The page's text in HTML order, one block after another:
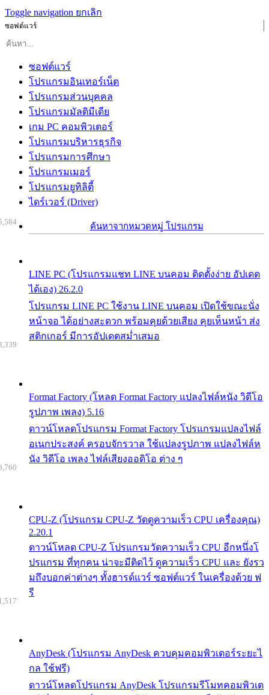
Toggle navigation ยกเลิก
ซอฟต์แวร์
ซอฟต์แวร์
โปรแกรมอินเทอร์เน็ต
โปรแกรมส่วนบุคคล
โปรแกรมมัลติมีเดีย
เกม PC คอมพิวเตอร์
โปรแกรมบริหารธุรกิจ
โปรแกรมการศึกษา
โปรแกรมเมอร์
โปรแกรมยูทิลิตี้
ไดร์เวอร์ (Driver)
ค้นหาจากหมวดหมู่ โปรแกรม
LINE PC (โปรแกรมแชท LINE บนคอม ติดตั้งง่าย อัปเดต
ได้เอง) 26.2.0
โปรแกรม LINE PC ใช้งาน LINE บนคอม เปิดใช้ขณะนั่ง
หน้าจอ ได้อย่างสะดวก พร้อมคุยด้วยเสียง คุยเห็นหน้า ส่ง
สติกเกอร์ มีการอัปเดตสม่ำเสมอ
Format Factory (โหลด Format Factory แปลงไฟล์หนัง วิดีโอ
รูปภาพ เพลง) 5.16
ดาวน์โหลดโปรแกรม Format Factory โปรแกรมแปลงไฟล์
อเนกประสงค์ ครอบจักรวาล ใช้แปลงรูปภาพ แปลงไฟล์ห
นัง วิดีโอ เพลง ไฟล์เสียงออดิโอ ต่าง ๆ
CPU-Z (โปรแกรม CPU-Z วัดดูความเร็ว CPU เครื่องคุณ)
2.20.1
ดาวน์โหลด CPU-Z โปรแกรมวัดความเร็ว CPU อีกหนึ่งโ
ปรแกรม ที่ทุกคน น่าจะมีติดไว้ ดูความเร็ว CPU และ ยังรว
มถึงบอกค่าต่างๆ ทั้งฮารด์แวร์ ซอฟต์แวร์ ในเครื่องด้วย ฟ
รี
AnyDesk (โปรแกรม AnyDesk ควบคุมคอมพิวเตอร์ระยะไ
กล ใช้ฟรี)
ดาวน์โหลดโปรแกรม AnyDesk โปรแกรมรีโมทคอมพิวเต